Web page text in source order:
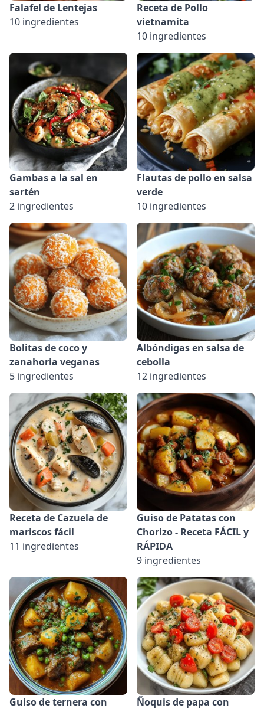
Falafel de Lentejas
10 ingredientes
Receta de Pollo
vietnamita
10 ingredientes
Gambas a la sal en
sartén
2 ingredientes
Flautas de pollo en salsa
verde
10 ingredientes
Bolitas de coco y
zanahoria veganas
5 ingredientes
Albóndigas en salsa de
cebolla
12 ingredientes
Receta de Cazuela de
mariscos fácil
11 ingredientes
Guiso de Patatas con
Chorizo - Receta FÁCIL y
RÁPIDA
9 ingredientes
Guiso de ternera con
Ñoquis de papa con